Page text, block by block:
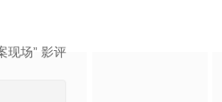
现场” 影评